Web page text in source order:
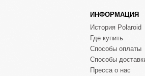
ИНФОРМАЦИЯ
История Polaroid
Где купить
Способы оплаты
Способы
Пресса о нас